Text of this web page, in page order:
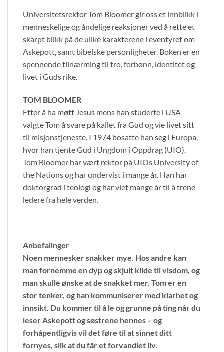
Universitetsrektor Tom Bloomer gir oss et innblikk i
menneskelige og åndelige reaksjoner ved å rette et
skarpt blikk på de ulike karakterene i eventyret om
Askepott, samt bibelske personligheter. Boken er en
spennende tilnærming til tro, forbønn, identitet og
livet i Guds rike.
TOM BLOOMER
Etter å ha møtt Jesus mens han studerte i USA
valgte Tom å svare på kallet fra Gud og vie livet sitt
til misjonstjeneste. I 1974 bosatte han seg i Europa,
hvor han tjente Gud i Ungdom i Oppdrag (UIO).
Tom Bloomer har vært rektor på UIOs University of
the Nations og har undervist i mange år. Han har
doktorgrad i teologi og har viet mange år til å trene
ledere fra hele verden.
Anbefalinger
Noen mennesker snakker mye. Hos andre kan
man fornemme en dyp og skjult kilde til visdom, og
man skulle ønske at de snakket mer. Tom er en
stor tenker, og han kommuniserer med klarhet og
innsikt. Du kommer til å le og grunne på ting når du
leser Askepott og søstrene hennes – og
forhåpentligvis vil det føre til at sinnet ditt
fornyes, slik at du får et forvandlet liv.